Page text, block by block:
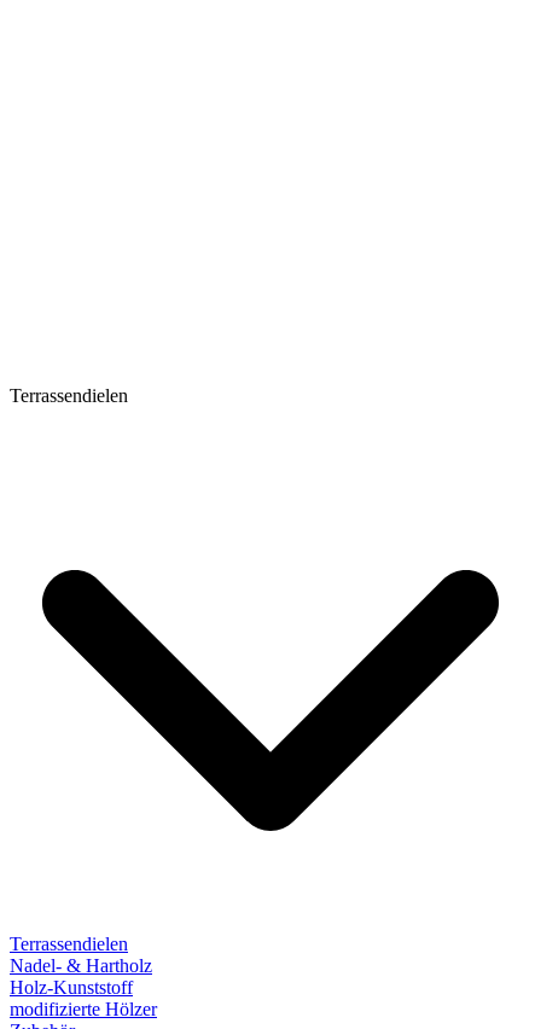
Terrassendielen
Terrassendielen
Nadel- & Hartholz
Holz-Kunststoff
modifizierte Hölzer